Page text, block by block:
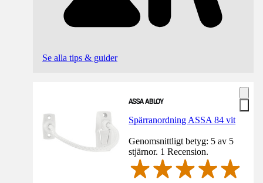
Se alla tips & guider
Spärranordning ASSA 84 vit
Genomsnittligt betyg: 5 av 5
stjärnor. 1 Recension.